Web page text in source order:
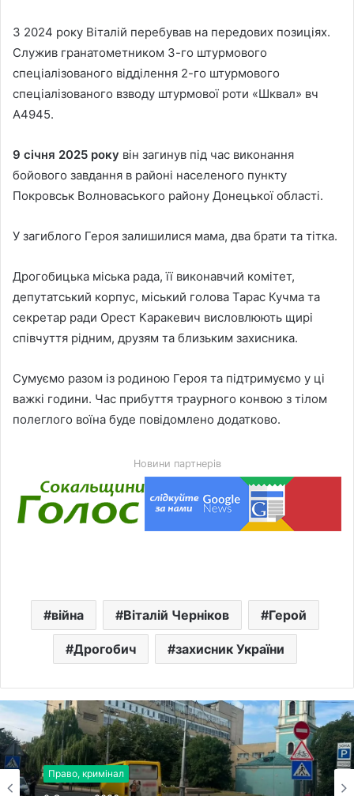
З 2024 року Віталій перебував на передових позиціях.
Служив гранатометником 3-го штурмового
спеціалізованого відділення 2-го штурмового
спеціалізованого взводу штурмової роти «Шквал» вч
А4945.
9 січня 2025 року він загинув під час виконання
бойового завдання в районі населеного пункту
Покровськ Волноваського району Донецької області.
У загиблого Героя залишилися мама, два брати та тітка.
Дрогобицька міська рада, її виконавчий комітет,
депутатський корпус, міський голова Тарас Кучма та
секретар ради Орест Каракевич висловлюють щирі
співчуття рідним, друзям та близьким захисника.
Сумуємо разом із родиною Героя та підтримуємо у ці
важкі години. Час прибуття траурного конвою з тілом
полеглого воїна буде повідомлено додатково.
Новини партнерів
війна Віталій Черніков Герой
Дрогобич захисник України
Право, кримінал